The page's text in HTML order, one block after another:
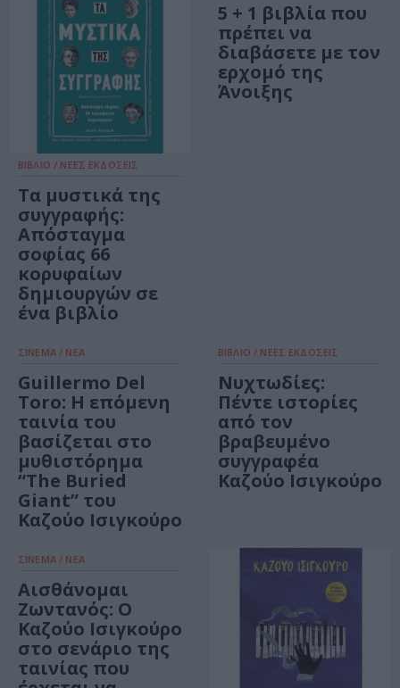
ΒΙΒΛΙΟ / ΝΕΕΣ ΕΚΔΟΣΕΙΣ
Τα μυστικά της
συγγραφής:
Απόσταγμα
σοφίας 66
κορυφαίων
δημιουργών σε
ένα βιβλίο
5 + 1 βιβλία που
πρέπει να
διαβάσετε με τον
ερχομό της
Άνοιξης
ΣΙΝΕΜΑ / ΝΕΑ
Guillermo Del
Toro: H επόμενη
ταινία του
βασίζεται στο
μυθιστόρημα
“The Buried
Giant” του
Καζούο Ισιγκούρο
ΒΙΒΛΙΟ / ΝΕΕΣ ΕΚΔΟΣΕΙΣ
Νυχτωδίες:
Πέντε ιστορίες
από τον
βραβευμένο
συγγραφέα
Καζούο Ισιγκούρο
ΣΙΝΕΜΑ / ΝΕΑ
Αισθάνομαι
Ζωντανός: Ο
Καζούο Ισιγκούρο
στο σενάριο της
ταινίας που